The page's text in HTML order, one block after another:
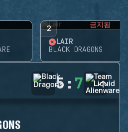
2 금지됨
LAIR
BLACK DRAGONS
5 : 7